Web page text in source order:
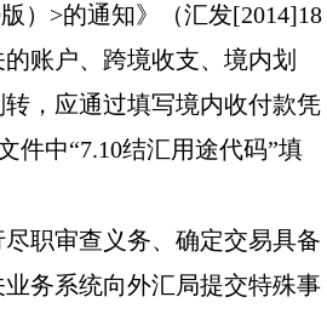
版） >的通知》（汇发[2014]18
账户、跨境收支、境内划
，应通过填写境内收付款凭
件中“7.10结汇用途代码”填
职审查义务、确定交易具备
务系统向外汇局提交特殊事